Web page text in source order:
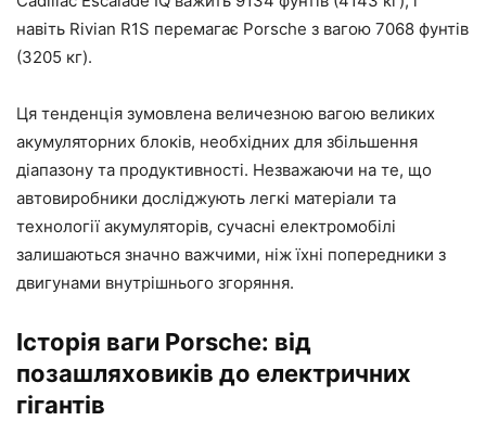
навіть Rivian R1S перемагає Porsche з вагою 7068 фунтів
(3205 кг).
Ця тенденція зумовлена ​​величезною вагою великих
акумуляторних блоків, необхідних для збільшення
діапазону та продуктивності. Незважаючи на те, що
автовиробники досліджують легкі матеріали та
технології акумуляторів, сучасні електромобілі
залишаються значно важчими, ніж їхні попередники з
двигунами внутрішнього згоряння.
Історія ваги Porsche: від
позашляховиків до електричних
гігантів